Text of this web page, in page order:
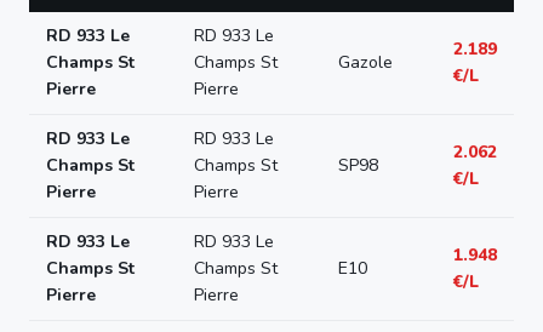
RD 933 Le
Champs St
Pierre
RD 933 Le
Champs St
Pierre
Gazole
2.189
€/L
RD 933 Le
Champs St
Pierre
RD 933 Le
Champs St
Pierre
SP98
2.062
€/L
RD 933 Le
Champs St
Pierre
RD 933 Le
Champs St
Pierre
E10
1.948
€/L